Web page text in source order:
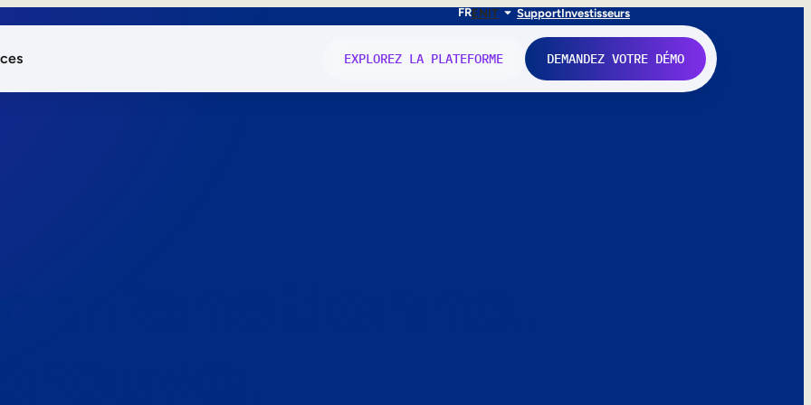
FRENIT SupportInvestisseurs
EXPLOREZ LA PLATEFORME DEMANDEZ VOTRE DÉMO